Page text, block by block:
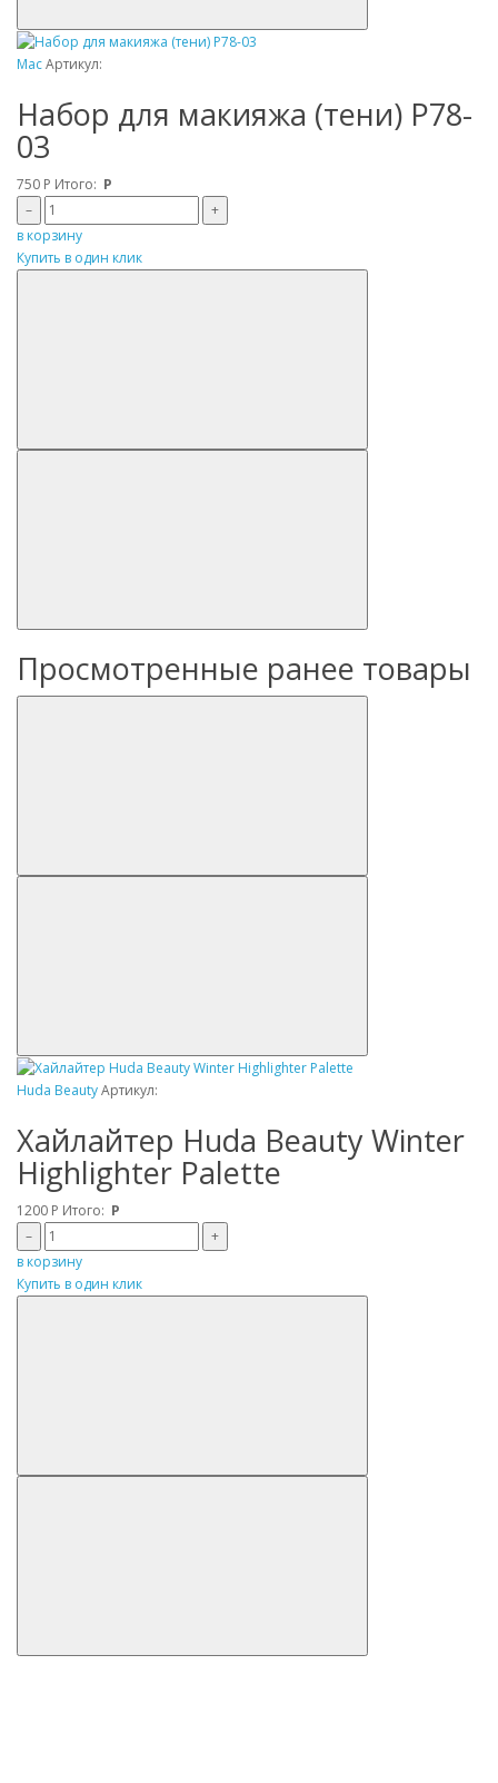
MacАртикул:
Набор для макияжа (тени) P78-
03
750 Р Итого: Р
–
+
в корзину
Купить в один клик
Просмотренные ранее товары
Huda BeautyАртикул:
Хайлайтер Huda Beauty Winter
Highlighter Palette
1200 Р Итого: Р
–
+
в корзину
Купить в один клик